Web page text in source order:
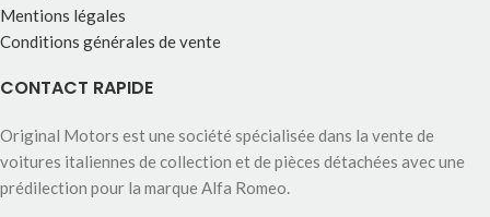
Mentions légales
Conditions générales de vente
CONTACT RAPIDE
Original Motors est une société spécialisée dans la vente de
voitures italiennes de collection et de pièces détachées avec une
prédilection pour la marque Alfa Romeo.